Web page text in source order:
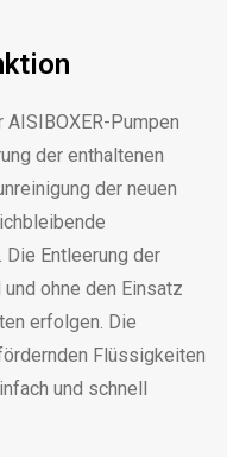
Pumpen
der enthaltenen
der neuen
Entleerung der
ohne den Einsatz
erfolgen. Die
Flüssigkeiten
und schnell